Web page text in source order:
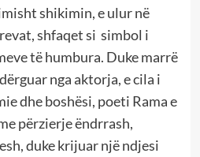
shikimin, e ulur në
shfaqet si simbol i
të humbura. Duke marrë
nga aktorja, e cila i
dhe boshësi, poeti Rama e
përzierje ëndrrash,
duke krijuar një ndjesi